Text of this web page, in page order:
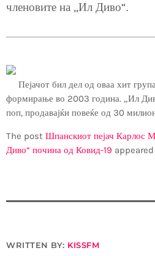
членовите на „Ил Диво“.
Пејачот бил дел од оваа хит
формирање во 2003 година. „Ил
поп, продавајќи повеќе од 30
The post Шпанскиот пејач Карлос
Диво“ почина од Ковид-19
WRITTEN BY: KISSFM